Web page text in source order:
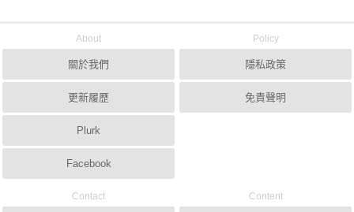
About
關於我們
更新履歷
Plurk
Facebook
Policy
隱私政策
免責聲明
Contact Content